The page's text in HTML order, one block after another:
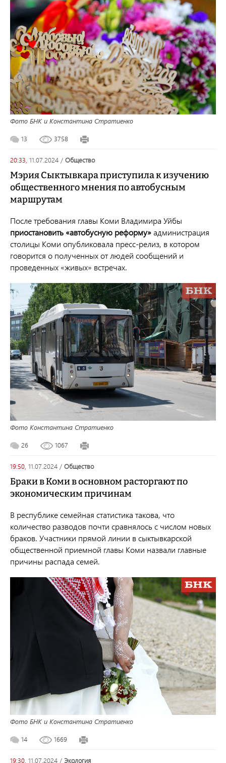
Фото БНК и Константина Стратиенко
13 3758
20:33, 11.07.2024 / общество
Мэрия Сыктывкара приступила к изучению
общественного мнения по автобусным
маршрутам
После требования главы Коми Владимира Уйбы
приостановить «автобусную реформу»администрация
столицы Коми опубликовала пресс-релиз, в котором
говорится о полученных от людей сообщений и
проведенных «живых» встречах.
Фото Константина Стратиенко
26 1067
19:50, 11.07.2024 / общество
Браки в Коми в основном расторгают по
экономическим причинам
В республике семейная статистика такова, что
количество разводов почти сравнялось с числом новых
браков. Участники прямой линии в сыктывкарской
общественной приемной главы Коми назвали главные
причины распада семей.
Фото БНК и Константина Стратиенко
14 1669
19:30, 11.07.2024 / экология